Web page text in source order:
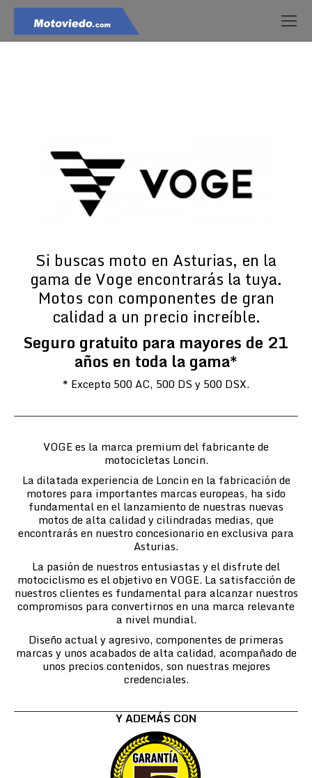
Si buscas moto en Asturias, en la
gama de Voge encontrarás la tuya.
Motos con componentes de gran
calidad a un precio increíble.
Seguro gratuito para mayores de 21
años en toda la gama*
* Excepto 500 AC, 500 DS y 500 DSX.
VOGE es la marca premium del fabricante de
motocicletas Loncin.
La dilatada experiencia de Loncin en la fabricación de
motores para importantes marcas europeas, ha sido
fundamental en el lanzamiento de nuestras nuevas
motos de alta calidad y cilindradas medias, que
encontrarás en nuestro concesionario en exclusiva para
Asturias.
La pasión de nuestros entusiastas y el disfrute del
motociclismo es el objetivo en VOGE. La satisfacción de
nuestros clientes es fundamental para alcanzar nuestros
compromisos para convertirnos en una marca relevante
a nivel mundial.
Diseño actual y agresivo, componentes de primeras
marcas y unos acabados de alta calidad, acompañado de
unos precios contenidos, son nuestras mejores
credenciales.
Y ADEMÁS CON